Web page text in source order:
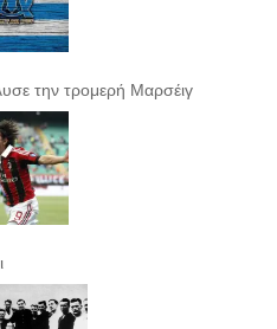
την τρομερή Μαρσέιγ